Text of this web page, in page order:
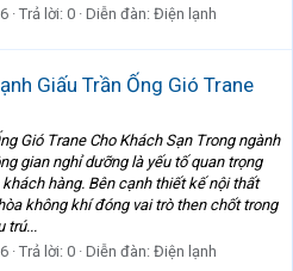
Trả lời: 0 Diễn đàn: Điện lạnh
Giấu Trần Ống Gió Trane
Gió Trane Cho Khách Sạn Trong ngành
gian nghỉ dưỡng là yếu tố quan trọng
hàng. Bên cạnh thiết kế nội thất
không khí đóng vai trò then chốt trong
trú...
Trả lời: 0 Diễn đàn: Điện lạnh